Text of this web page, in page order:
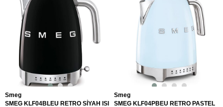
Smeg
SMEG KLF04BLEU RETRO SİYAH ISI
Smeg
SMEG KLF04PBEU RETRO PASTEL